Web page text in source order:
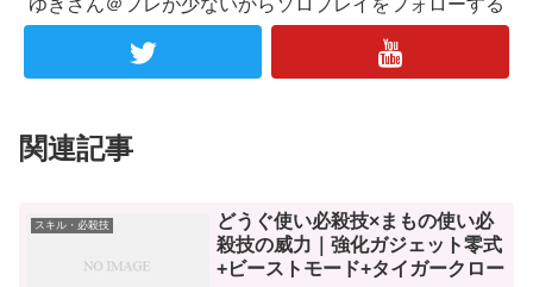
ゆきざん＠フレが少ないからソロプレイをフォローする
関連記事
スキル・必殺技
どうぐ使い必殺技×まもの使い必
殺技の威力｜強化ガジェット零式
+ビーストモード+タイガークロー